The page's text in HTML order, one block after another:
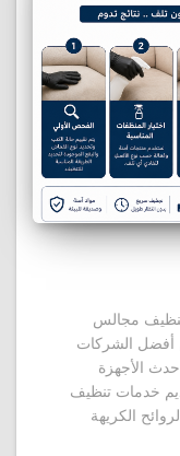
مجالس
أفضل الشركات
الأجهزة
خدمات تنظيف
الكريهة